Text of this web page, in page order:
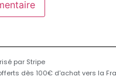
par Stripe
dès 100€ d'achat vers la